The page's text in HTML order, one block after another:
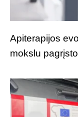
Apiterapijos
mokslu